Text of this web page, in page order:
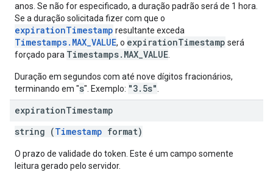
anos. Se não for especificado, a duração padrão será de 1 hora.
Se a duração solicitada fizer com que o
expirationTimestamp resultante exceda
Timestamps.MAX_VALUE, o expirationTimestamp será
forçado para Timestamps.MAX_VALUE
Duração em segundos com até nove dígitos fracionários,
terminando em "s". Exemplo: "3.5s"
expirationTimestamp
string (Timestamp format)
O prazo de validade do token. Este é um campo somente
leitura gerado pelo servidor.